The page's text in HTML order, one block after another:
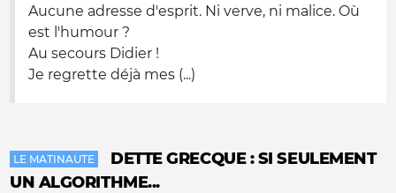
Aucune adresse d'esprit. Ni verve, ni malice. Où
est l'humour ?
Au secours Didier !
Je regrette déjà mes (...)
LE MATINAUTE
DETTE GRECQUE : SI SEULEMENT
UN ALGORITHME...